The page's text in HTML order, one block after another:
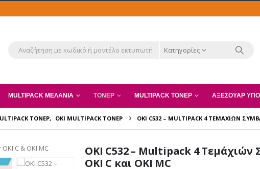
Κατηγορίες
MULTIPACK ΜΕΛΆΝΙΑ ΤΌΝΕΡ MULTIPACK ΤΌΝΕΡ ΑΞΕΣΟΥΆΡ
ΤΌΝΕΡ, OKI MULTIPACK ΤΌΝΕΡ OKI C532 – MULTIPACK 4 ΤΕΜΆΧΙΏΝ
OKI C532 – Multipack 4
OKI C και OKI MC